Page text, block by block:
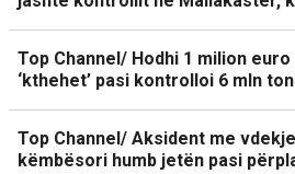
Top Channel/ Hodhi 1 milion
‘kthehet’ pasi kontrolloi 6 mln
Top Channel/ Aksident me
këmbësori humb jetën pasi